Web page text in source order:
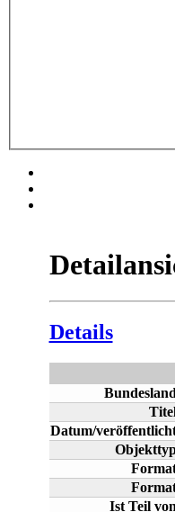
Details
Datum/
Ist Teil